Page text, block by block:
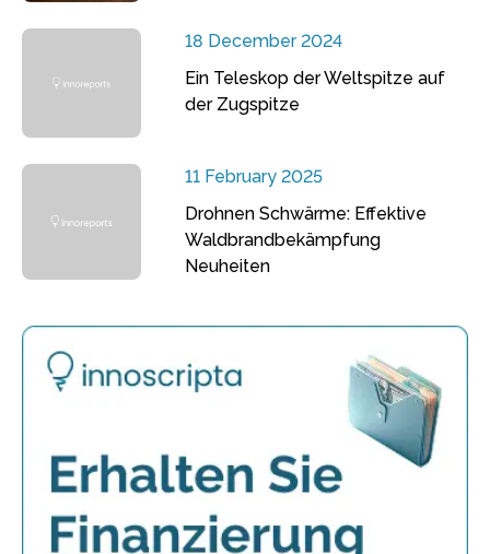
18 December 2024
Ein Teleskop der Weltspitze auf
der Zugspitze
11 February 2025
Drohnen Schwärme: Effektive
Waldbrandbekämpfung
Neuheiten